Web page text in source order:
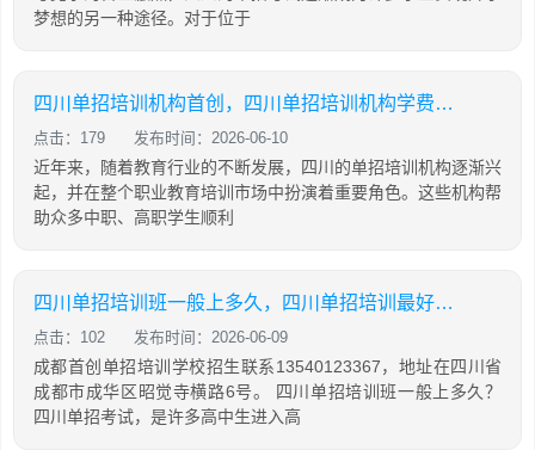
梦想的另一种途径。对于位于
四川单招培训机构首创，四川单招培训机构学费大概是多少
点击：179 发布时间：2026-06-10
近年来，随着教育行业的不断发展，四川的单招培训机构逐渐兴
起，并在整个职业教育培训市场中扮演着重要角色。这些机构帮
助众多中职、高职学生顺利
四川单招培训班一般上多久，四川单招培训最好的学校
点击：102 发布时间：2026-06-09
成都首创单招培训学校招生联系13540123367，地址在四川省
成都市成华区昭觉寺横路6号。 四川单招培训班一般上多久？
四川单招考试，是许多高中生进入高